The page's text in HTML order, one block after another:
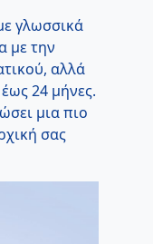
γλωσσικά
με την
αλλά
24 μήνες.
μια πιο
σας